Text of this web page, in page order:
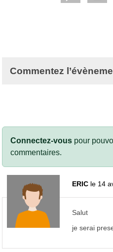
Commentez
Connectez-vous pour
commentaires.
ERIC le 14
Salut
je serai